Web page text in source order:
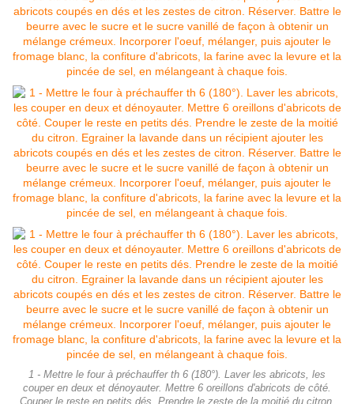
1 - Mettre le four à préchauffer th 6 (180°). Laver les abricots, les
couper en deux et dénoyauter. Mettre 6 oreillons d'abricots de côté.
Couper le reste en petits dés. Prendre le zeste de la moitié du citron.